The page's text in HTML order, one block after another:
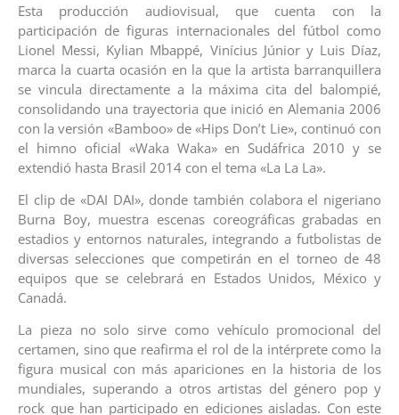
Esta producción audiovisual, que cuenta con la
participación de figuras internacionales del fútbol como
Lionel Messi, Kylian Mbappé, Vinícius Júnior y Luis Díaz,
marca la cuarta ocasión en la que la artista barranquillera
se vincula directamente a la máxima cita del balompié,
consolidando una trayectoria que inició en Alemania 2006
con la versión «Bamboo» de «Hips Don’t Lie», continuó con
el himno oficial «Waka Waka» en Sudáfrica 2010 y se
extendió hasta Brasil 2014 con el tema «La La La».
El clip de «DAI DAI», donde también colabora el nigeriano
Burna Boy, muestra escenas coreográficas grabadas en
estadios y entornos naturales, integrando a futbolistas de
diversas selecciones que competirán en el torneo de 48
equipos que se celebrará en Estados Unidos, México y
Canadá.
La pieza no solo sirve como vehículo promocional del
certamen, sino que reafirma el rol de la intérprete como la
figura musical con más apariciones en la historia de los
mundiales, superando a otros artistas del género pop y
rock que han participado en ediciones aisladas. Con este